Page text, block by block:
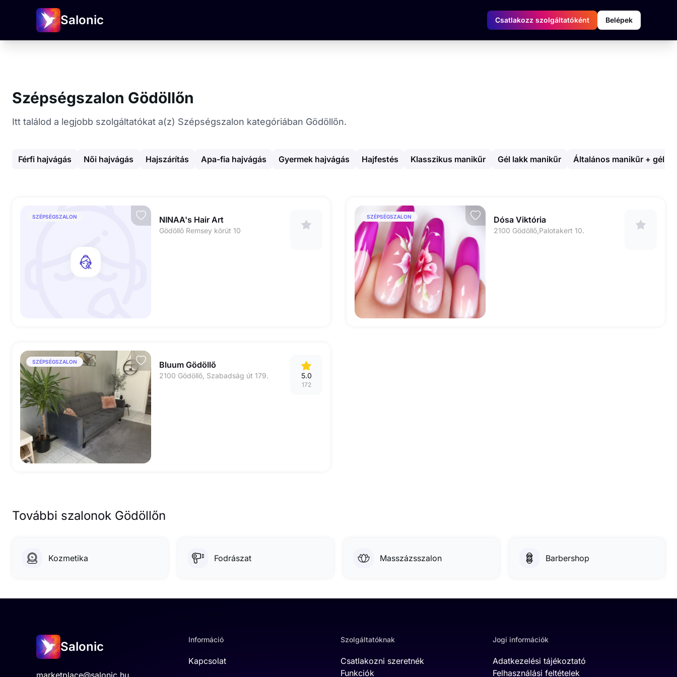
Salonic Csatlakozz szolgáltatóként Belépek
Szépségszalon Gödöllőn
Itt találod a legjobb szolgáltatókat a(z) Szépségszalon kategóriában Gödöllőn.
Férfi hajvágás Női hajvágás Hajszárítás Apa-fia hajvágás Gyermek hajvágás Hajfestés Klasszikus manikűr Gél lakk manikűr Általános manikűr +
SZÉPSÉGSZALON NINAA's Hair Art
Gödöllő Remsey körút 10
SZÉPSÉGSZALON Dósa Viktória
2100 Gödöllő,Palotakert 10.
SZÉPSÉGSZALON Bluum Gödöllő
2100 Gödöllő, Szabadság út 179. 5.0
172
További szalonok Gödöllőn
Kozmetika Fodrászat Masszázsszalon Barbershop
Salonic
marketplace@salonic.hu
Információ
Kapcsolat
Szolgáltatóknak
Csatlakozni szeretnék
Funkciók
Jogi információk
Adatkezelési tájékoztató
Felhasználási feltételek